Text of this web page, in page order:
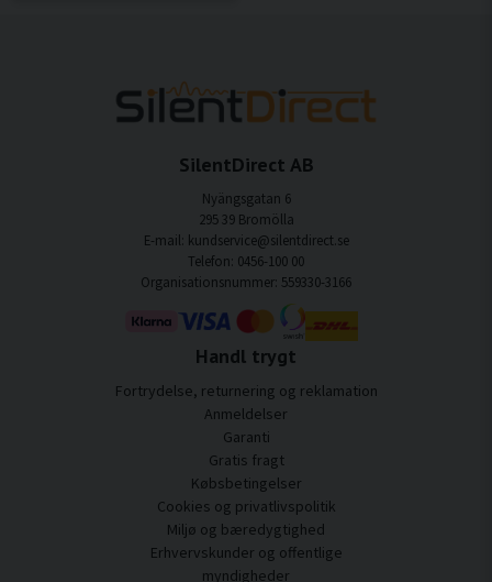
SilentDirect AB
Nyängsgatan 6
295 39 Bromölla
E-mail: kundservice@silentdirect.se
Telefon: 0456-100 00
Organisationsnummer: 559330-3166
Handl trygt
Fortrydelse, returnering og reklamation
Anmeldelser
Garanti
Gratis fragt
Købsbetingelser
Cookies og privatlivspolitik
Miljø og bæredygtighed
Erhvervskunder og offentlige
myndigheder